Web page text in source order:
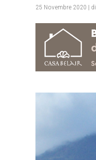
25 Novembre 2020 | di